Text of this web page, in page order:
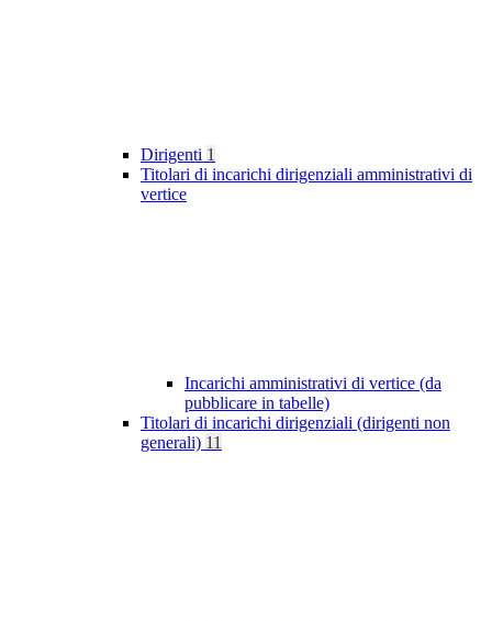
Dirigenti 1
Titolari di incarichi dirigenziali amministrativi di
vertice
Incarichi amministrativi di vertice (da
pubblicare in tabelle)
Titolari di incarichi dirigenziali (dirigenti non
generali) 11